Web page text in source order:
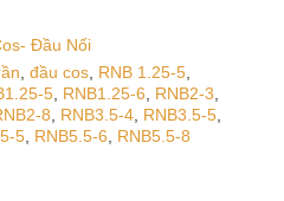
Đầu Nối
đầu cos RNB 1.25-5
5 RNB1.25-6 RNB2-3
8 RNB3.5-4 RNB3.5-5
5 RNB5.5-6 RNB5.5-8